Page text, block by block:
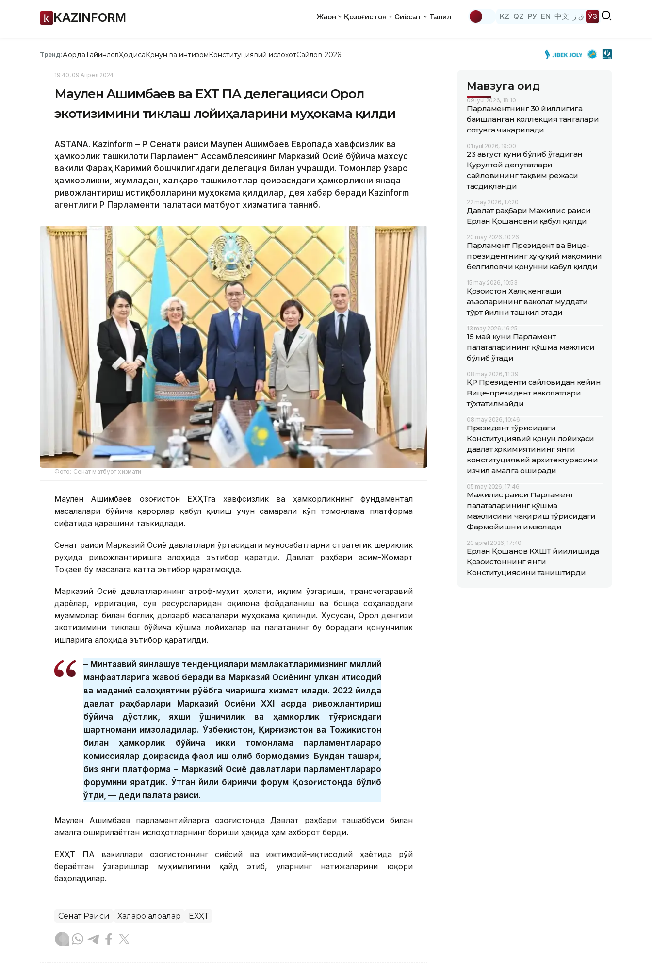
KAZINFORM Жаҳон Қозоғистон Сиёсат Таҳлил KZ QZ РУ EN 中文 ق ز ЎЗ
Тренд:АқордаТайинловҲодисаҚонун ва интизомКонституциявий ислоҳотСайлов-2026
19:40, 09 Апрел 2024
Маулен Ашимбаев ва ЕХҲТ ПА делегацияси Орол
экотизимини тиклаш лойиҳаларини муҳокама қилди
ASTANA. Kazinform – ҚР Сенати раиси Маулен Ашимбаев Европада хавфсизлик ва
ҳамкорлик ташкилоти Парламент Ассамблеясининг Марказий Осиё бўйича махсус
вакили Фараҳ Каримий бошчилигидаги делегация билан учрашди. Томонлар ўзаро
ҳамкорликни, жумладан, халқаро ташкилотлар доирасидаги ҳамкорликни янада
ривожлантириш истиқболларини муҳокама қилдилар, дея хабар беради Кazinform
агентлиги ҚР Парламенти палатаси матбуот хизматига таяниб.
Фото: Сенат матбуот хизмати
Маулен Ашимбаев Қозоғистон ЕХҲТга хавфсизлик ва ҳамкорликнинг фундаментал
масалалари бўйича қарорлар қабул қилиш учун самарали кўп томонлама платформа
сифатида қарашини таъкидлади.
Сенат раиси Марказий Осиё давлатлари ўртасидаги муносабатларни стратегик шериклик
руҳида ривожлантиришга алоҳида эътибор қаратди. Давлат раҳбари Қасим-Жомарт
Тоқаев бу масалага катта эътибор қаратмоқда.
Марказий Осиё давлатларининг атроф-муҳит ҳолати, иқлим ўзгариши, трансчегаравий
дарёлар, ирригация, сув ресурсларидан оқилона фойдаланиш ва бошқа соҳалардаги
муаммолар билан боғлиқ долзарб масалалари муҳокама қилинди. Хусусан, Орол денгизи
экотизимини тиклаш бўйича қўшма лойиҳалар ва палатанинг бу борадаги қонунчилик
ишларига алоҳида эътибор қаратилди.
– Минтақавий яқинлашув тенденциялари мамлакатларимизнинг миллий
манфаатларига жавоб беради ва Марказий Осиёнинг улкан иқтисодий
ва маданий салоҳиятини рўёбга чиқаришга хизмат қилади. 2022 йилда
давлат раҳбарлари Марказий Осиёни ХХI асрда ривожлантириш
бўйича дўстлик, яхши қўшничилик ва ҳамкорлик тўғрисидаги
шартномани имзоладилар. Ўзбекистон, Қирғизистон ва Тожикистон
билан ҳамкорлик бўйича икки томонлама парламентлараро
комиссиялар доирасида фаол иш олиб бормоқдамиз. Бундан ташқари,
биз янги платформа – Марказий Осиё давлатлари парламентлараро
форумини яратдик. Ўтган йили биринчи форум Қозоғистонда бўлиб
ўтди, — деди палата раиси.
Маулен Ашимбаев парламентийларга Қозоғистонда Давлат раҳбари ташаббуси билан
амалга оширилаётган ислоҳотларнинг бориши ҳақида ҳам ахборот берди.
ЕХҲТ ПА вакиллари Қозоғистоннинг сиёсий ва ижтимоий-иқтисодий ҳаётида рўй
бераётган ўзгаришлар муҳимлигини қайд этиб, уларнинг натижаларини юқори
баҳоладилар.
Сенат Раиси Халқаро алоқалар ЕХҲТ
Мавзуга оид
09 iyul 2026, 18:10
Парламентнинг 30 йиллигига
бағишланган коллекция тангалари
сотувга чиқарилади
01 iyul 2026, 19:00
23 август куни бўлиб ўтадиган
Қурултой депутатлари
сайловининг тақвим режаси
тасдиқланди
22 may 2026, 17:20
Давлат раҳбари Мажилис раиси
Ерлан Қошановни қабул қилди
20 may 2026, 10:26
Парламент Президент ва Вице-
президентнинг ҳуқуқий мақомини
белгиловчи қонунни қабул қилди
15 may 2026, 10:53
Қозоғистон Халқ кенгаши
аъзоларининг ваколат муддати
тўрт йилни ташкил этади
13 may 2026, 16:25
15 май куни Парламент
палаталарининг қўшма мажлиси
бўлиб ўтади
08 may 2026, 11:39
ҚР Президенти сайловидан кейин
Вице-президент ваколатлари
тўхтатилмайди
08 may 2026, 10:46
Президент тўғрисидаги
Конституциявий қонун лойиҳаси
давлат ҳокимиятининг янги
конституциявий архитектурасини
изчил амалга оширади
05 may 2026, 17:46
Мажилис раиси Парламент
палаталарининг қўшма
мажлисини чақириш тўғрисидаги
Фармойишни имзолади
20 aprel 2026, 17:40
Ерлан Қошанов КХШТ йиғилишида
Қозоғистоннинг янги
Конституциясини таништирди